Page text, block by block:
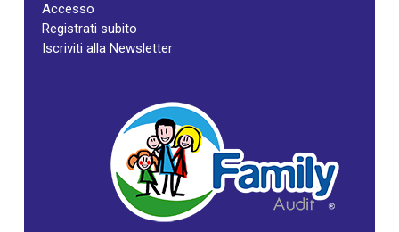
Accesso
Registrati subito
Iscriviti alla Newsletter